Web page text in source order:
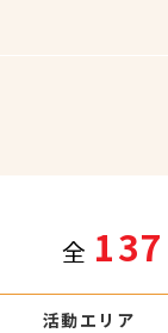
全 137
活動エリア